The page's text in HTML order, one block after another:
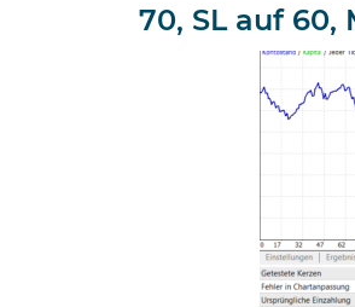
70, SL auf